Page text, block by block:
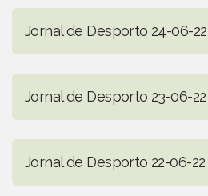
Jornal de Desporto 24-06-22
Jornal de Desporto 23-06-22
Jornal de Desporto 22-06-22